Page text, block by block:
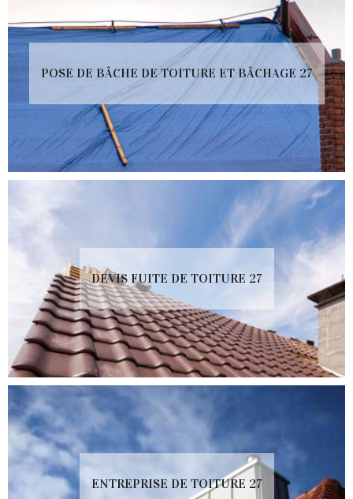
POSE DE BÂCHE DE TOITURE ET BÂCHAGE 27
DEVIS FUITE DE TOITURE 27
ENTREPRISE DE TOITURE 27